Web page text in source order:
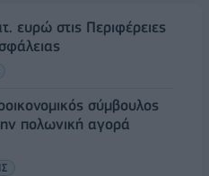
ευρώ στις Περιφέρειες
σύμβουλος
πολωνική αγορά